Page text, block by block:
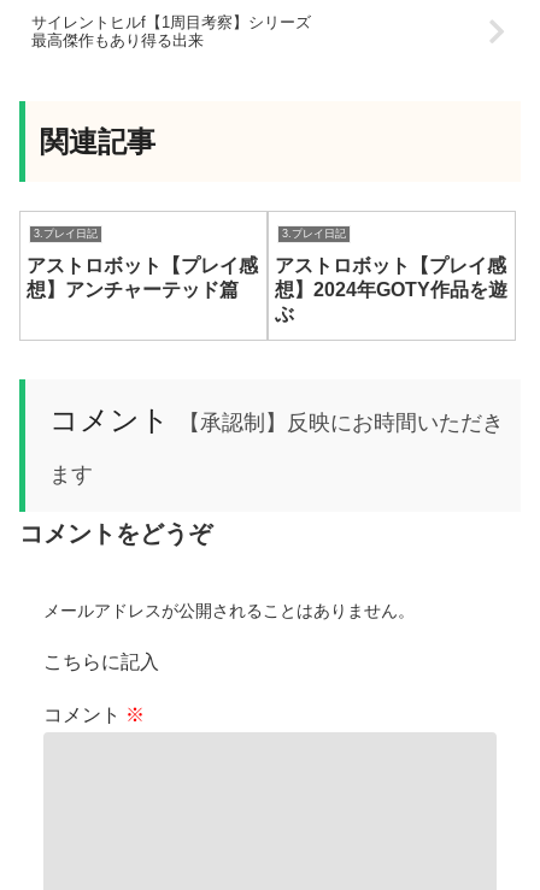
サイレントヒルf【1周目考察】シリーズ
最高傑作もあり得る出来
関連記事
3.プレイ日記
アストロボット【プレイ感
想】アンチャーテッド篇
3.プレイ日記
アストロボット【プレイ感
想】2024年GOTY作品を遊
ぶ
コメント
【承認制】反映にお時間いただき
ます
コメントをどうぞ
メールアドレスが公開されることはありません。
こちらに記入
コメント ※